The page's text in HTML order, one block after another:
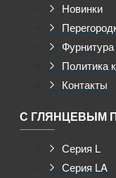
Новинки
Фурнитура
Политика
Контакты
С ГЛЯНЦЕВЫМ
Серия L
Серия LA